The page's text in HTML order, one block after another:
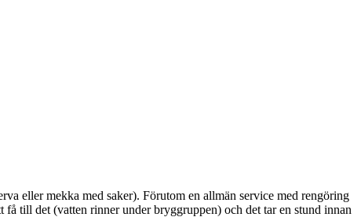
eller mekka med saker). Förutom en allmän service med rengöring
till det (vatten rinner under bryggruppen) och det tar en stund innan